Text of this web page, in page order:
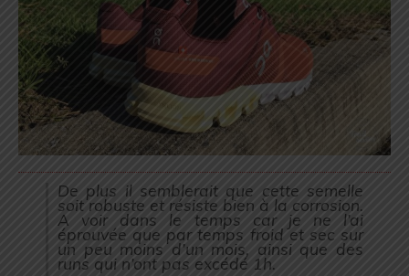
De plus il semblerait que cette semelle
soit robuste et résiste bien à la corrosion.
A voir dans le temps car je ne l’ai
éprouvée que par temps froid et sec sur
un peu moins d’un mois, ainsi que des
runs qui n’ont pas excédé 1h.